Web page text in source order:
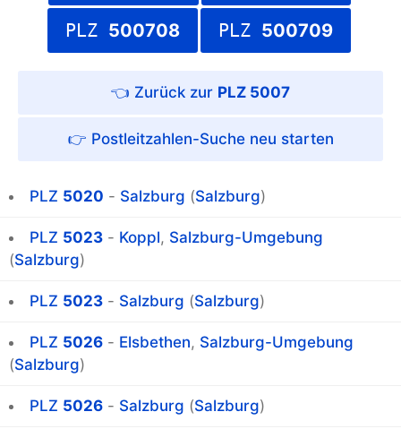
PLZ 500708 PLZ 500709
PLZ 5007
Postleitzahlen-Suche
PLZ 5020 - Salzburg (Salzburg)
PLZ 5023 - Koppl, Salzburg-Umgebung
(Salzburg)
PLZ 5023 - Salzburg (Salzburg)
PLZ 5026 - Elsbethen, Salzburg-Umgebung
(Salzburg)
PLZ 5026 - Salzburg (Salzburg)